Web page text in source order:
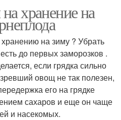
хранение на
хранению на зиму ? Убрать
до первых заморозков .
если грядка сильно
овощ не так полезен,
его на грядке
сахаров и еще он чаще
и насекомых.